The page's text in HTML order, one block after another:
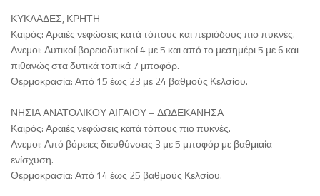
ΚΥΚΛΑΔΕΣ, ΚΡΗΤΗ
Καιρός: Αραιές νεφώσεις κατά τόπους και περιόδους πιο πυκνές.
Ανεμοι: Δυτικοί βορειοδυτικοί 4 με 5 και από το μεσημέρι 5 με 6 και
πιθανώς στα δυτικά τοπικά 7 μποφόρ.
Θερμοκρασία: Από 15 έως 23 με 24 βαθμούς Κελσίου.
ΝΗΣΙΑ ΑΝΑΤΟΛΙΚΟΥ ΑΙΓΑΙΟΥ – ΔΩΔΕΚΑΝΗΣΑ
Καιρός: Αραιές νεφώσεις κατά τόπους πιο πυκνές.
Ανεμοι: Από βόρειες διευθύνσεις 3 με 5 μποφόρ με βαθμιαία
ενίσχυση.
Θερμοκρασία: Από 14 έως 25 βαθμούς Κελσίου.